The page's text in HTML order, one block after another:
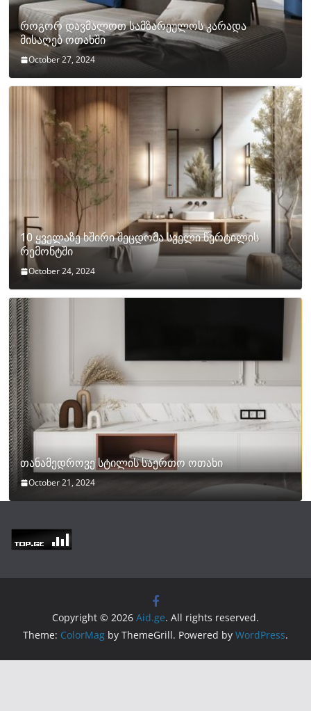
როგორ დავმალოთ სამზარეულოს კარადა
მისაღებ ოთახში
October 27, 2024
10 ყველაზე ხშირი შეცდომა სველი წერტილის
რემონტში
October 24, 2024
თანამედროვე სტილის საერთო ოთახი
October 21, 2024
Copyright © 2026 Aid.ge. All rights reserved.
Theme: ColorMag by ThemeGrill. Powered by WordPress.